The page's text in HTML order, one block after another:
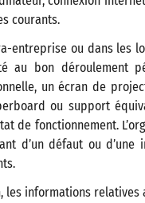
courants.
entreprise ou dans les
au bon déroulement
un écran de
ou support
de fonctionnement.
d’un défaut ou d’une
les informations